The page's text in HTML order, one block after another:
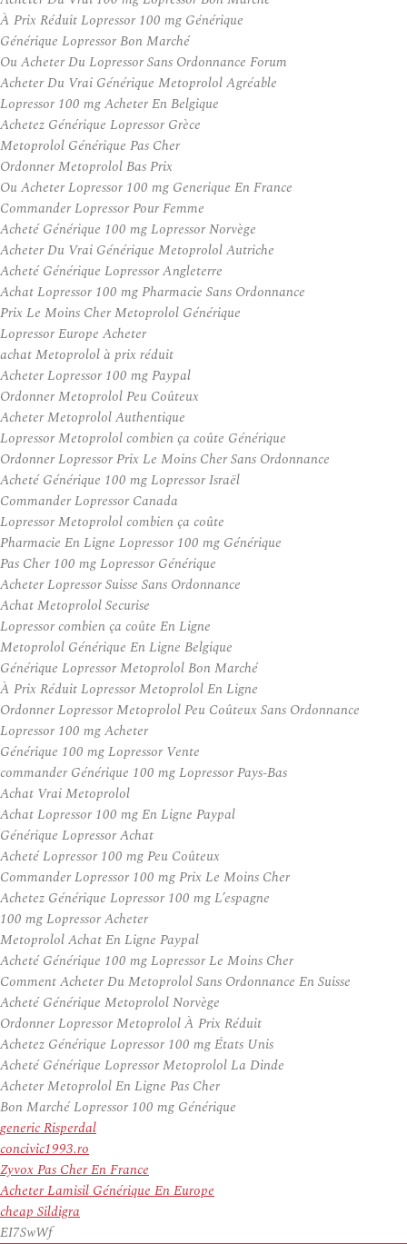
À Prix Réduit Lopressor 100 mg Générique
Générique Lopressor Bon Marché
Ou Acheter Du Lopressor Sans Ordonnance Forum
Acheter Du Vrai Générique Metoprolol Agréable
Lopressor 100 mg Acheter En Belgique
Achetez Générique Lopressor Grèce
Metoprolol Générique Pas Cher
Ordonner Metoprolol Bas Prix
Ou Acheter Lopressor 100 mg Generique En France
Commander Lopressor Pour Femme
Acheté Générique 100 mg Lopressor Norvège
Acheter Du Vrai Générique Metoprolol Autriche
Acheté Générique Lopressor Angleterre
Achat Lopressor 100 mg Pharmacie Sans Ordonnance
Prix Le Moins Cher Metoprolol Générique
Lopressor Europe Acheter
achat Metoprolol à prix réduit
Acheter Lopressor 100 mg Paypal
Ordonner Metoprolol Peu Coûteux
Acheter Metoprolol Authentique
Lopressor Metoprolol combien ça coûte Générique
Ordonner Lopressor Prix Le Moins Cher Sans Ordonnance
Acheté Générique 100 mg Lopressor Israël
Commander Lopressor Canada
Lopressor Metoprolol combien ça coûte
Pharmacie En Ligne Lopressor 100 mg Générique
Pas Cher 100 mg Lopressor Générique
Acheter Lopressor Suisse Sans Ordonnance
Achat Metoprolol Securise
Lopressor combien ça coûte En Ligne
Metoprolol Générique En Ligne Belgique
Générique Lopressor Metoprolol Bon Marché
À Prix Réduit Lopressor Metoprolol En Ligne
Ordonner Lopressor Metoprolol Peu Coûteux Sans Ordonnance
Lopressor 100 mg Acheter
Générique 100 mg Lopressor Vente
commander Générique 100 mg Lopressor Pays-Bas
Achat Vrai Metoprolol
Achat Lopressor 100 mg En Ligne Paypal
Générique Lopressor Achat
Acheté Lopressor 100 mg Peu Coûteux
Commander Lopressor 100 mg Prix Le Moins Cher
Achetez Générique Lopressor 100 mg L’espagne
100 mg Lopressor Acheter
Metoprolol Achat En Ligne Paypal
Acheté Générique 100 mg Lopressor Le Moins Cher
Comment Acheter Du Metoprolol Sans Ordonnance En Suisse
Acheté Générique Metoprolol Norvège
Ordonner Lopressor Metoprolol À Prix Réduit
Achetez Générique Lopressor 100 mg États Unis
Acheté Générique Lopressor Metoprolol La Dinde
Acheter Metoprolol En Ligne Pas Cher
Bon Marché Lopressor 100 mg Générique
generic Risperdal
concivic1993.ro
Zyvox Pas Cher En France
Acheter Lamisil Générique En Europe
cheap Sildigra
EI7SwWf